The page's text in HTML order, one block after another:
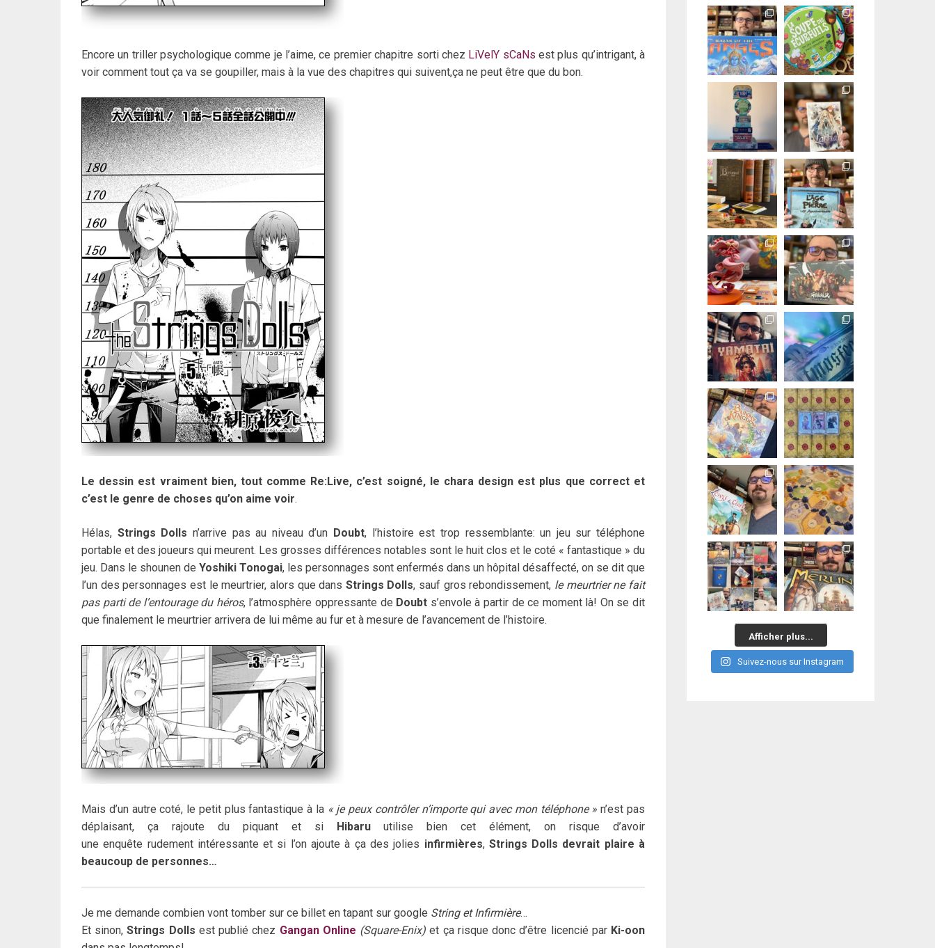
Encore un triller psychologique comme je l’aime, ce premier chapitre sorti chez LiVelY sCaNs est plus qu’intrigant, à
voir comment tout ça va se goupiller, mais à la vue des chapitres qui suivent,ça ne peut être que du bon.
Le dessin est vraiment bien, tout comme Re:Live, c’est soigné, le chara design est plus que correct et
c’est le genre de choses qu’on aime voir.
Hélas, Strings Dolls n’arrive pas au niveau d’un Doubt, l’histoire est trop ressemblante: un jeu sur téléphone
portable et des joueurs qui meurent. Les grosses différences notables sont le huit clos et le coté « fantastique » du
jeu. Dans le shounen de Yoshiki Tonogai, les personnages sont enfermés dans un hôpital désaffecté, on se dit que
l’un des personnages est le meurtrier, alors que dans Strings Dolls, sauf gros rebondissement, le meurtrier ne fait
pas parti de l’entourage du héros, l’atmosphère oppressante de Doubt s’envole à partir de ce moment là! On se dit
que finalement le meurtrier arrivera de lui même au fur et à mesure de l’avancement de l’histoire.
Mais d’un autre coté, le petit plus fantastique à la « je peux contrôler n’importe qui avec mon téléphone » n’est pas
déplaisant, ça rajoute du piquant et si Hibaruutilise bien cet élément, on risque d’avoir
une enquête rudement intéressante et si l’on ajoute à ça des jolies infirmières, Strings Dolls devrait plaire à
beaucoup de personnes…
Je me demande combien vont tomber sur ce billet en tapant sur google String et Infirmière…
Et sinon,Strings Dolls est publié chez Gangan Online (Square-Enix) et ça risque donc d’être licencié par Ki-oon
Afficher plus...
Suivez-nous sur Instagram